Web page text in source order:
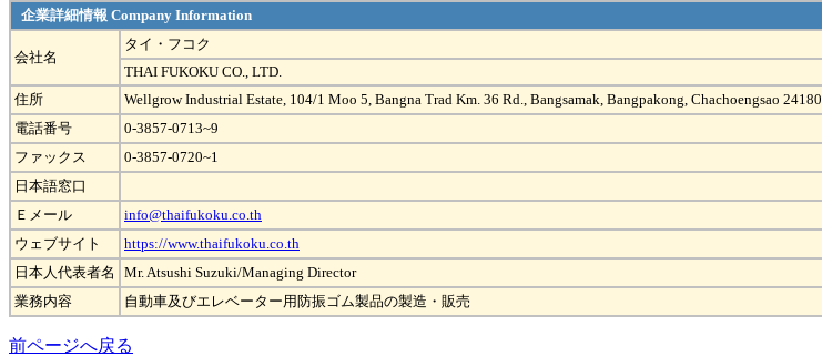
企業詳細情報 Company Information
会社名
タイ・フコク
THAI FUKOKU CO., LTD.
住所
Wellgrow Industrial Estate, 104/1 Moo 5, Bangna Trad Km. 36 Rd., Bangsamak, Bangpakong, Chachoengsao 24180
電話番号
0-3857-0713~9
ファックス
0-3857-0720~1
日本語窓口
Ｅメール
info@thaifukoku.co.th
ウェブサイト
https://www.thaifukoku.co.th
日本人代表者名
Mr. Atsushi Suzuki/Managing Director
業務内容
自動車及びエレベーター用防振ゴム製品の製造・販売
前ページへ戻る